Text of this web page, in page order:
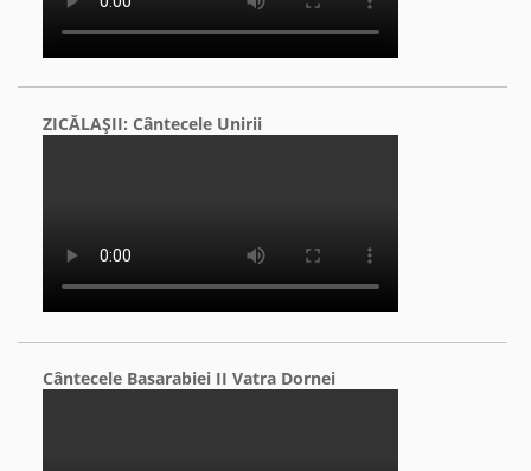
ZICĂLAŞII: Cântecele Unirii
Cântecele Basarabiei II Vatra Dornei